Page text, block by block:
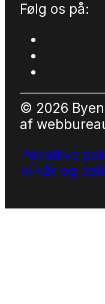
Følg os på:
© 2026
af
Privatlivs
Vilkår og